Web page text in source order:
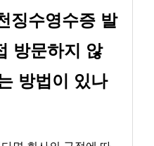
징수영수증 발
방문하지 않
방법이 있나